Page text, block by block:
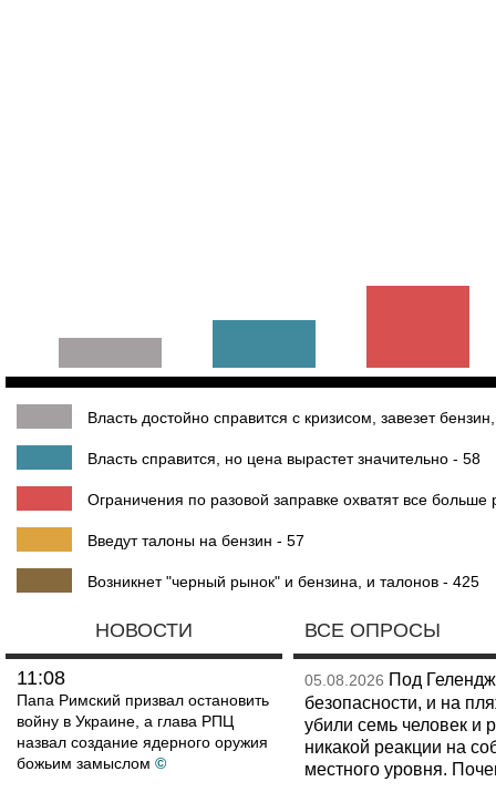
Власть достойно справится с кризисом, завезет
Власть справится, но цена вырастет значительно - 58
Ограничения по разовой заправке охватят все больше
Введут талоны на бензин - 57
Возникнет "черный рынок" и бензина, и талонов - 425
НОВОСТИ
11:08
Папа Римский призвал остановить
войну в Украине, а глава РПЦ
назвал создание ядерного оружия
божьим замыслом ©
ВСЕ ОПРОСЫ
05.08.2026 Под
безопасности, и на
убили семь человек и
никакой реакции на
местного уровня.